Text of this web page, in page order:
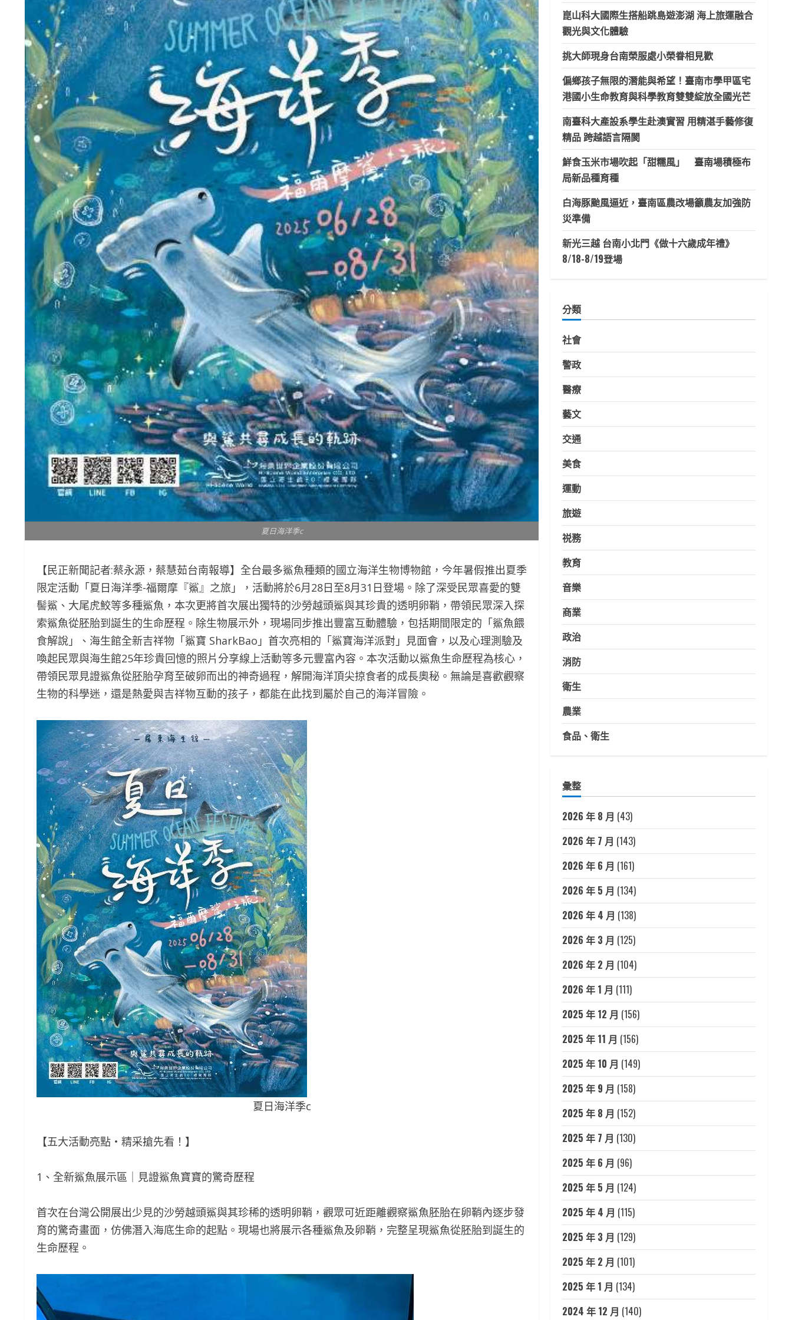
夏日海洋季c
【民正新聞記者:蔡永源，蔡慧茹台南報導】全台最多鯊魚種類的國立海洋生物博物館，今年暑假推出夏季
限定活動「夏日海洋季-福爾摩『鯊』之旅」，活動將於6月28日至8月31日登場。除了深受民眾喜愛的雙
髻鯊、大尾虎鮫等多種鯊魚，本次更將首次展出獨特的沙勞越頭鯊與其珍貴的透明卵鞘，帶領民眾深入探
索鯊魚從胚胎到誕生的生命歷程。除生物展示外，現場同步推出豐富互動體驗，包括期間限定的「鯊魚餵
食解說」、海生館全新吉祥物「鯊寶 SharkBao」首次亮相的「鯊寶海洋派對」見面會，以及心理測驗及
喚起民眾與海生館25年珍貴回憶的照片分享線上活動等多元豐富內容。本次活動以鯊魚生命歷程為核心，
帶領民眾見證鯊魚從胚胎孕育至破卵而出的神奇過程，解開海洋頂尖掠食者的成長奧秘。無論是喜歡觀察
生物的科學迷，還是熱愛與吉祥物互動的孩子，都能在此找到屬於自己的海洋冒險。
夏日海洋季c
【五大活動亮點・精采搶先看！】
1、全新鯊魚展示區｜見證鯊魚寶寶的驚奇歷程
首次在台灣公開展出少見的沙勞越頭鯊與其珍稀的透明卵鞘，觀眾可近距離觀察鯊魚胚胎在卵鞘內逐步發
育的驚奇畫面，仿佛潛入海底生命的起點。現場也將展示各種鯊魚及卵鞘，完整呈現鯊魚從胚胎到誕生的
生命歷程。
崑山科大國際生搭船跳島遊澎湖 海上旅運融合
觀光與文化體驗
挑大師現身台南榮服處小榮眷相見歡
偏鄉孩子無限的潛能與希望！臺南市學甲區宅
港國小生命教育與科學教育雙雙綻放全國光芒
南臺科大產設系學生赴澳實習 用精湛手藝修復
精品 跨越語言隔閡
鮮食玉米市場吹起「甜糯風」 臺南場積極布
局新品種育種
白海豚颱風逼近，臺南區農改場籲農友加強防
災準備
新光三越 台南小北門《做十六歲成年禮》
8/18-8/19登場
分類
社會
警政
醫療
藝文
交通
美食
運動
旅遊
祱務
教育
音樂
商業
政治
消防
衛生
農業
食品、衛生
彙整
2026 年 8 月 (43)
2026 年 7 月 (143)
2026 年 6 月 (161)
2026 年 5 月 (134)
2026 年 4 月 (138)
2026 年 3 月 (125)
2026 年 2 月 (104)
2026 年 1 月 (111)
2025 年 12 月 (156)
2025 年 11 月 (156)
2025 年 10 月 (149)
2025 年 9 月 (158)
2025 年 8 月 (152)
2025 年 7 月 (130)
2025 年 6 月 (96)
2025 年 5 月 (124)
2025 年 4 月 (115)
2025 年 3 月 (129)
2025 年 2 月 (101)
2025 年 1 月 (134)
2024 年 12 月 (140)